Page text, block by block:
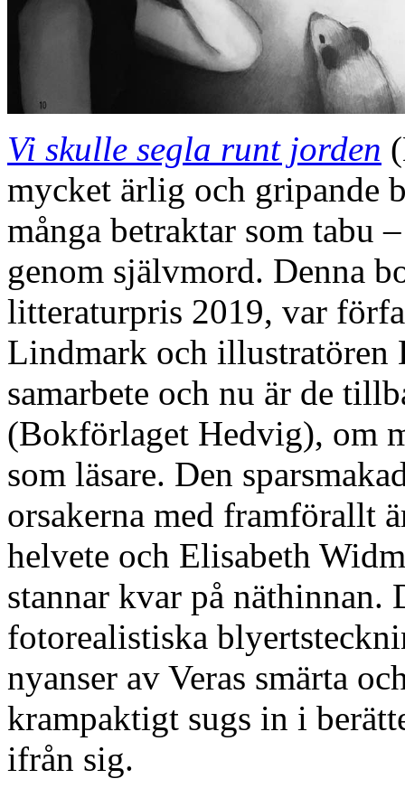
Vi skulle segla runt jorden
mycket ärlig och gripande
många betraktar som tabu
genom självmord. Denna
litteraturpris 2019, var
Lindmark och illustratören
samarbete och nu är de
(Bokförlaget Hedvig), om
som läsare. Den
orsakerna med framförallt
helvete och Elisabeth
stannar kvar på näthinnan.
fotorealistiska
nyanser av Veras smärta
krampaktigt sugs in i
ifrån sig.